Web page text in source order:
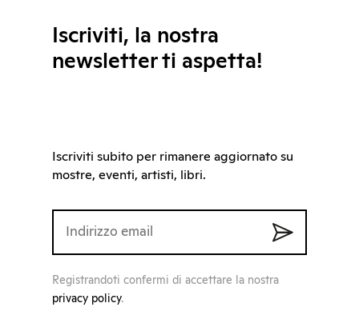
Iscriviti, la nostra
newsletter ti aspetta!
Iscriviti subito per rimanere aggiornato su
mostre, eventi, artisti, libri.
Registrandoti confermi di accettare la nostra
privacy policy.